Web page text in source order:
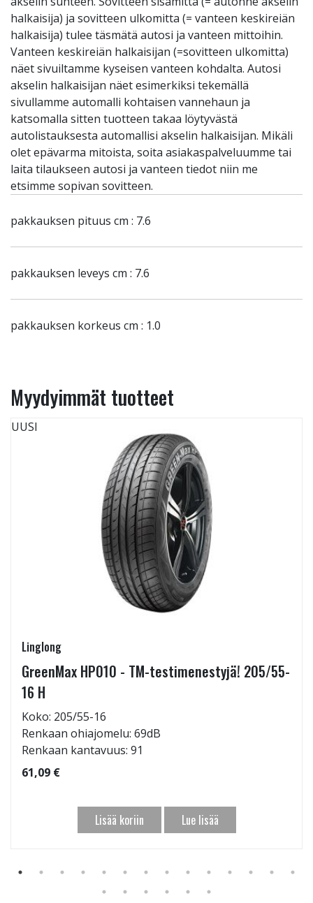
halkaisija) ja sovitteen ulkomitta (= vanteen keskireiän
halkaisija) tulee täsmätä autosi ja vanteen mittoihin.
Vanteen keskireiän halkaisijan (=sovitteen ulkomitta)
näet sivuiltamme kyseisen vanteen kohdalta. Autosi
akselin halkaisijan näet esimerkiksi tekemällä
sivullamme automalli kohtaisen vannehaun ja
katsomalla sitten tuotteen takaa löytyvästä
autolistauksesta automallisi akselin halkaisijan. Mikäli
olet epävarma mitoista, soita asiakaspalveluumme tai
laita tilaukseen autosi ja vanteen tiedot niin me
etsimme sopivan sovitteen.
pakkauksen pituus cm : 7.6
pakkauksen leveys cm : 7.6
pakkauksen korkeus cm : 1.0
Myydyimmät tuotteet
UUSI
Linglong
GreenMax HP010 - TM-testimenestyjä! 205/55-
16 H
Koko: 205/55-16
Renkaan ohiajomelu: 69dB
Renkaan kantavuus: 91
61,09 €
Lisää koriin Lue lisää